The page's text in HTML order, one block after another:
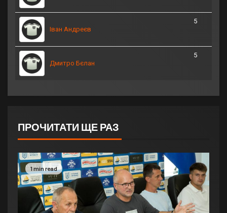
Іван Андреєв
5
Дмитро Бєлан
5
ПРОЧИТАТИ ЩЕ РАЗ
1 min read